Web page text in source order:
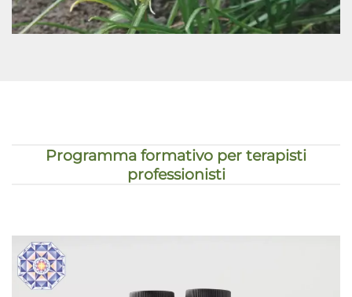
Programma formativo per terapisti
professionisti